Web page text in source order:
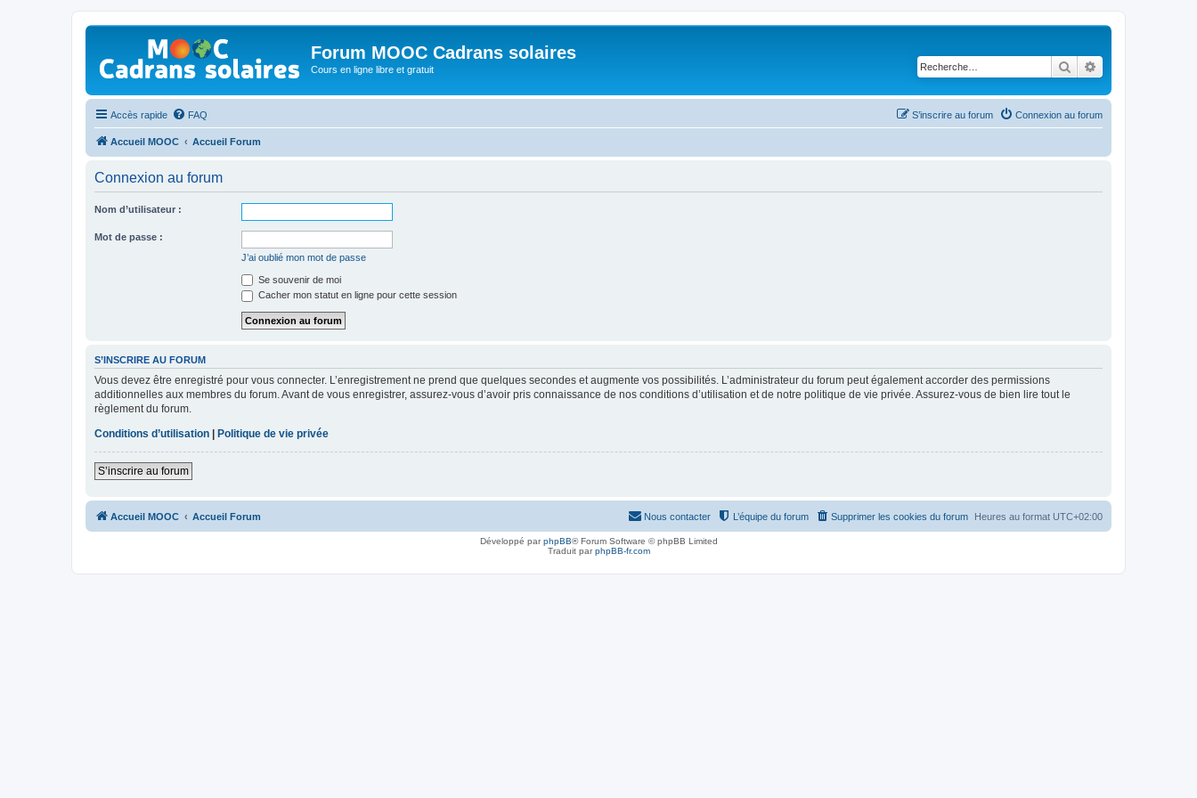
Forum MOOC Cadrans solaires
Cours en ligne libre et gratuit Rechercher
Accès rapide FAQ Connexion au forum
S’inscrire au forum
Accueil MOOC Accueil Forum
Connexion au forum
Nom d’utilisateur :
Mot de passe :
J’ai oublié mon mot de passe
Se souvenir de moi
Cacher mon statut en ligne pour cette session
S’INSCRIRE AU FORUM
Vous devez être enregistré pour vous connecter. L’enregistrement ne prend que quelques secondes et augmente vos possibilités. L’administrateur du forum peut également accorder des permissions
additionnelles aux membres du forum. Avant de vous enregistrer, assurez-vous d’avoir pris connaissance de nos conditions d’utilisation et de notre politique de vie privée. Assurez-vous de bien lire tout le
règlement du forum.
Conditions d’utilisation
Politique de vie privée
S’inscrire au forum
Accueil MOOC Accueil Forum Heures au format UTC+02:00
Supprimer les cookies du forum
L’équipe du forum
Nous contacter
Développé parphpBB® Forum Software © phpBB Limited
Traduit parphpBB-fr.com